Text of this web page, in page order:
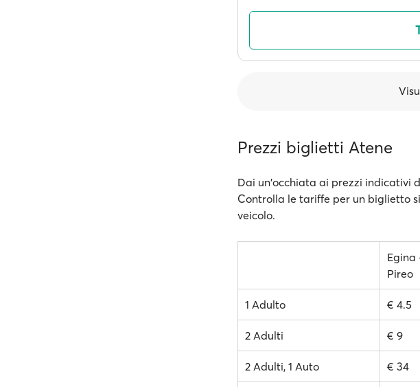
Prezzi biglietti Atene
Dai un'occhiata ai prezzi indicativi
Controlla le tariffe per un biglietto
veicolo.
Egina
Pireo
1 Adulto € 4.5
2 Adulti € 9
2 Adulti, 1 Auto € 34